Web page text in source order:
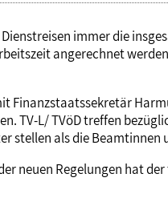
immer die
angerechnet
Finanzstaatssekretär
TV-L/ TVöD treffen
stellen als die Beamtinnen
neuen Regelungen hat